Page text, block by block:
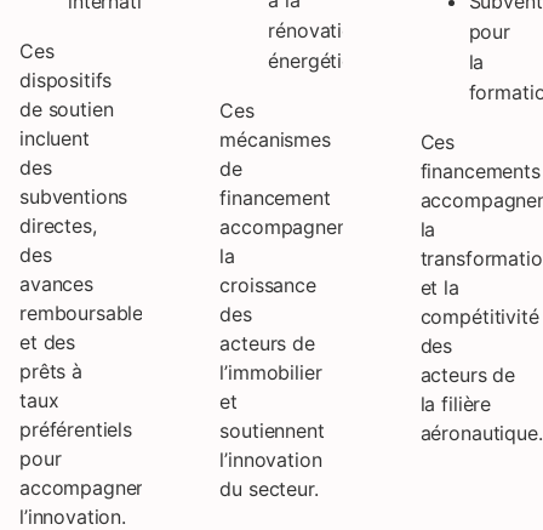
Ces
dispositifs
de soutien
incluent
des
subventions
directes,
des
avances
remboursables
et des
prêts à
taux
préférentiels
pour
accompagner
l’innovation.
rénovation
énergétique
Ces
mécanismes
de
financement
accompagnent
la
croissance
des
acteurs de
l’immobilier
et
soutiennent
l’innovation
du secteur.
pour
la
Ces
financements
la
et la
compétitivité
des
acteurs de
la filière
aéronautique.